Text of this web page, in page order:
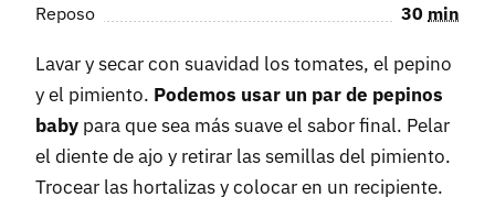
Reposo
30 min
Lavar y secar con suavidad los tomates, el pepino
y el pimiento. Podemos usar un par de pepinos
baby para que sea más suave el sabor final. Pelar
el diente de ajo y retirar las semillas del pimiento.
Trocear las hortalizas y colocar en un recipiente.